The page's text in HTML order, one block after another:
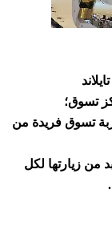
تسوق؛
تسوق فريدة من
من زيارتها لكل